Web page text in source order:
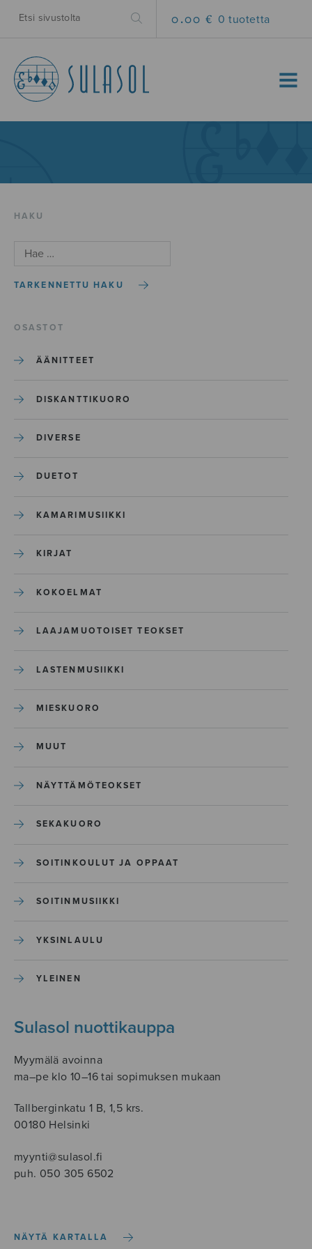
0.00 € 0 tuotetta
MENU
HAKU
TARKENNETTU HAKU
OSASTOT
ÄÄNITTEET
DISKANTTIKUORO
DIVERSE
DUETOT
KAMARIMUSIIKKI
KIRJAT
KOKOELMAT
LAAJAMUOTOISET TEOKSET
LASTENMUSIIKKI
MIESKUORO
MUUT
NÄYTTÄMÖTEOKSET
SEKAKUORO
SOITINKOULUT JA OPPAAT
SOITINMUSIIKKI
YKSINLAULU
YLEINEN
Sulasol nuottikauppa
Myymälä avoinna
ma–pe klo 10–16 tai sopimuksen mukaan
Tallberginkatu 1 B, 1,5 krs.
00180 Helsinki
myynti@sulasol.fi
puh. 050 305 6502
NÄYTÄ KARTALLA